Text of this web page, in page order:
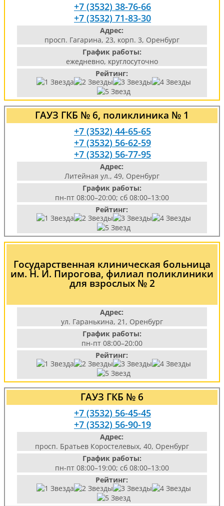
+7 (3532) 38-76-66
+7 (3532) 71-83-30
Адрес:
просп. Гагарина, 23, корп. 3, Оренбург
График работы:
ежедневно, круглосуточно
Рейтинг:
ГАУЗ ГКБ № 6, поликлиника № 1
+7 (3532) 44-65-65
+7 (3532) 56-62-59
+7 (3532) 56-77-95
Адрес:
Литейная ул., 49, Оренбург
График работы:
пн-пт 08:00–20:00; сб 08:00–13:00
Рейтинг:
Государственная клиническая больница
им. Н. И. Пирогова, филиал поликлиники
для взрослых № 2
Адрес:
ул. Гаранькина, 21, Оренбург
График работы:
пн-пт 08:00–20:00
Рейтинг:
ГАУЗ ГКБ № 6
+7 (3532) 56-45-45
+7 (3532) 56-90-19
Адрес:
просп. Братьев Коростелевых, 40, Оренбург
График работы:
пн-пт 08:00–19:00; сб 08:00–13:00
Рейтинг: